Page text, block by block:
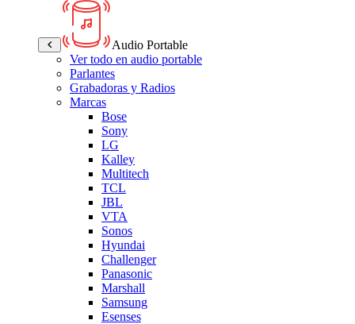
Audio Portable
Ver todo en audio portable
Parlantes
Grabadoras y Radios
Marcas
Bose
Sony
LG
Kalley
Multitech
TCL
JBL
VTA
Sonos
Hyundai
Challenger
Panasonic
Marshall
Samsung
Esenses